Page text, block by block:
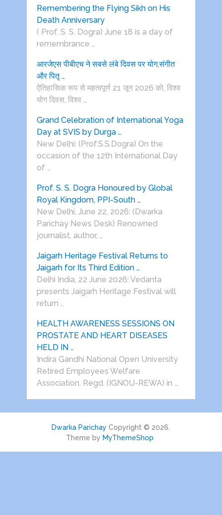
Remembering the Flying Sikh on His
Death Anniversary
( Prof. S. S. Dogra) June 18 is a day of
remembrance …
आरजेएस पीबीएच ने सबसे लंबे दिवस पर योग,संगीत
और पितृ …
ऐतिहासिक रूप से महत्वपूर्ण 21 जून 2026 को, विश्व
योग दिवस, विश्व …
Grand Celebration of International Yoga
Day at SVIS by Durga …
New Delhi: (Prof.S.S.Dogra) On the
occasion of the 12th International Day
of …
Prof. S. S. Dogra Honoured by Global
Royal Kingdom, PPI-South …
New Delhi, June 22, 2026: (Dwarka
Parichay News Desk) Renowned
journalist, author, …
Jaigarh Heritage Festival Returns to
Jaigarh for Its Third Edition …
Delhi India, 22 June 2026: Vedanta
presents Jaigarh Heritage Festival will
return …
HEALTH AWARENESS SESSIONS ON
PROSTATE AND HEART DISEASES
HELD IN …
Indira Gandhi National Open University
Retired Employees Welfare
Association, Regd. (IGNOU-REWA) in …
Dwarka Parichay Copyright © 2026.
Theme by MyThemeShop